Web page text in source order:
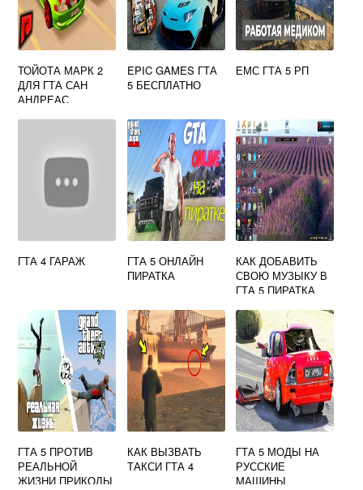
ТОЙОТА МАРК 2
ДЛЯ ГТА САН
АНДРЕАС
EPIC GAMES ГТА
5 БЕСПЛАТНО
ЕМС ГТА 5 РП
ГТА 4 ГАРАЖ
ГТА 5 ОНЛАЙН
ПИРАТКА
КАК ДОБАВИТЬ
СВОЮ МУЗЫКУ В
ГТА 5 ПИРАТКА
ГТА 5 ПРОТИВ
РЕАЛЬНОЙ
ЖИЗНИ ПРИКОЛЫ
КАК ВЫЗВАТЬ
ТАКСИ ГТА 4
ГТА 5 МОДЫ НА
РУССКИЕ
МАШИНЫ